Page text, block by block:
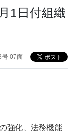
1日付組織
号 07面
強化、法務機能